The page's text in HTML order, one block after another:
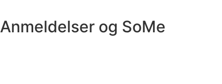
Anmeldelser og SoMe